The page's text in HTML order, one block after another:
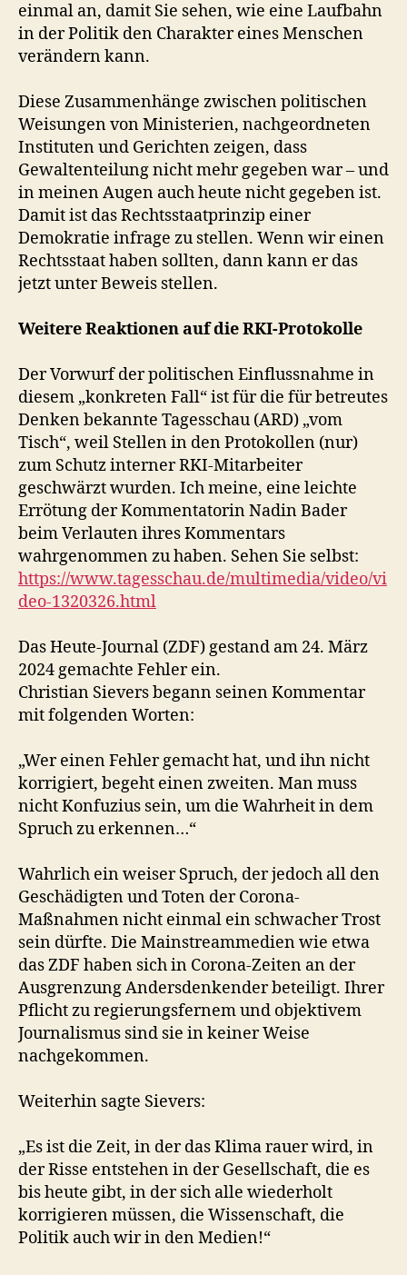
einmal an, damit Sie sehen, wie eine Laufbahn
in der Politik den Charakter eines Menschen
verändern kann.
Diese Zusammenhänge zwischen politischen
Weisungen von Ministerien, nachgeordneten
Instituten und Gerichten zeigen, dass
Gewaltenteilung nicht mehr gegeben war – und
in meinen Augen auch heute nicht gegeben ist.
Damit ist das Rechtsstaatprinzip einer
Demokratie infrage zu stellen. Wenn wir einen
Rechtsstaat haben sollten, dann kann er das
jetzt unter Beweis stellen.
Weitere Reaktionen auf die RKI-Protokolle
Der Vorwurf der politischen Einflussnahme in
diesem „konkreten Fall“ ist für die für betreutes
Denken bekannte Tagesschau (ARD) „vom
Tisch“, weil Stellen in den Protokollen (nur)
zum Schutz interner RKI-Mitarbeiter
geschwärzt wurden. Ich meine, eine leichte
Errötung der Kommentatorin Nadin Bader
beim Verlauten ihres Kommentars
wahrgenommen zu haben. Sehen Sie selbst:
https://www.tagesschau.de/multimedia/video/vi
deo-1320326.html
Das Heute-Journal (ZDF) gestand am 24. März
2024 gemachte Fehler ein.
Christian Sievers begann seinen Kommentar
mit folgenden Worten:
„Wer einen Fehler gemacht hat, und ihn nicht
korrigiert, begeht einen zweiten. Man muss
nicht Konfuzius sein, um die Wahrheit in dem
Spruch zu erkennen…“
Wahrlich ein weiser Spruch, der jedoch all den
Geschädigten und Toten der Corona-
Maßnahmen nicht einmal ein schwacher Trost
sein dürfte. Die Mainstreammedien wie etwa
das ZDF haben sich in Corona-Zeiten an der
Ausgrenzung Andersdenkender beteiligt. Ihrer
Pflicht zu regierungsfernem und objektivem
Journalismus sind sie in keiner Weise
nachgekommen.
Weiterhin sagte Sievers:
„Es ist die Zeit, in der das Klima rauer wird, in
der Risse entstehen in der Gesellschaft, die es
bis heute gibt, in der sich alle wiederholt
korrigieren müssen, die Wissenschaft, die
Politik auch wir in den Medien!“